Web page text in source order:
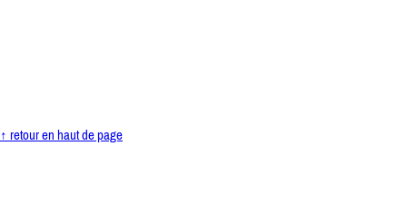
↑ retour en haut de page